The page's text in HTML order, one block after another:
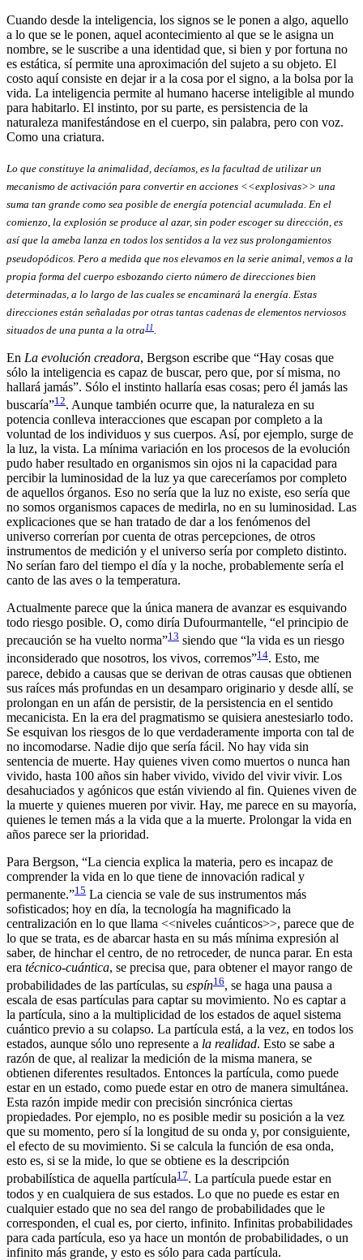
Cuando desde la inteligencia, los signos se le ponen a algo, aquello
a lo que se le ponen, aquel acontecimiento al que se le asigna un
nombre, se le suscribe a una identidad que, si bien y por fortuna no
es estática, sí permite una aproximación del sujeto a su objeto. El
costo aquí consiste en dejar ir a la cosa por el signo, a la bolsa por la
vida. La inteligencia permite al humano hacerse inteligible al mundo
para habitarlo. El instinto, por su parte, es persistencia de la
naturaleza manifestándose en el cuerpo, sin palabra, pero con voz.
Como una criatura.
Lo que constituye la animalidad, decíamos, es la facultad de utilizar un
mecanismo de activación para convertir en acciones <<explosivas>> una
suma tan grande como sea posible de energía potencial acumulada. En el
comienzo, la explosión se produce al azar, sin poder escoger su dirección, es
así que la ameba lanza en todos los sentidos a la vez sus prolongamientos
pseudopódicos. Pero a medida que nos elevamos en la serie animal, vemos a la
propia forma del cuerpo esbozando cierto número de direcciones bien
determinadas, a lo largo de las cuales se encaminará la energía. Estas
direcciones están señaladas por otras tantas cadenas de elementos nerviosos
situados de una punta a la otra11.
En La evolución creadora, Bergson escribe que “Hay cosas que
sólo la inteligencia es capaz de buscar, pero que, por sí misma, no
hallará jamás”. Sólo el instinto hallaría esas cosas; pero él jamás las
buscaría”12. Aunque también ocurre que, la naturaleza en su
potencia conlleva interacciones que escapan por completo a la
voluntad de los individuos y sus cuerpos. Así, por ejemplo, surge de
la luz, la vista. La mínima variación en los procesos de la evolución
pudo haber resultado en organismos sin ojos ni la capacidad para
percibir la luminosidad de la luz ya que careceríamos por completo
de aquellos órganos. Eso no sería que la luz no existe, eso sería que
no somos organismos capaces de medirla, no en su luminosidad. Las
explicaciones que se han tratado de dar a los fenómenos del
universo correrían por cuenta de otras percepciones, de otros
instrumentos de medición y el universo sería por completo distinto.
No serían faro del tiempo el día y la noche, probablemente sería el
canto de las aves o la temperatura.
Actualmente parece que la única manera de avanzar es esquivando
todo riesgo posible. O, como diría Dufourmantelle, “el principio de
precaución se ha vuelto norma”13 siendo que “la vida es un riesgo
inconsiderado que nosotros, los vivos, corremos”14. Esto, me
parece, debido a causas que se derivan de otras causas que obtienen
sus raíces más profundas en un desamparo originario y desde allí, se
prolongan en un afán de persistir, de la persistencia en el sentido
mecanicista. En la era del pragmatismo se quisiera anestesiarlo todo.
Se esquivan los riesgos de lo que verdaderamente importa con tal de
no incomodarse. Nadie dijo que sería fácil. No hay vida sin
sentencia de muerte. Hay quienes viven como muertos o nunca han
vivido, hasta 100 años sin haber vivido, vivido del vivir vivir. Los
desahuciados y agónicos que están viviendo al fin. Quienes viven de
la muerte y quienes mueren por vivir. Hay, me parece en su mayoría,
quienes le temen más a la vida que a la muerte. Prolongar la vida en
años parece ser la prioridad.
Para Bergson, “La ciencia explica la materia, pero es incapaz de
comprender la vida en lo que tiene de innovación radical y
permanente.”15 La ciencia se vale de sus instrumentos más
sofisticados; hoy en día, la tecnología ha magnificado la
centralización en lo que llama <<niveles cuánticos>>, parece que de
lo que se trata, es de abarcar hasta en su más mínima expresión al
saber, de hinchar el centro, de no retroceder, de nunca parar. En esta
era técnico-cuántica, se precisa que, para obtener el mayor rango de
probabilidades de las partículas, su espín16, se haga una pausa a
escala de esas partículas para captar su movimiento. No es captar a
la partícula, sino a la multiplicidad de los estados de aquel sistema
cuántico previo a su colapso. La partícula está, a la vez, en todos los
estados, aunque sólo uno represente a la realidad. Esto se sabe a
razón de que, al realizar la medición de la misma manera, se
obtienen diferentes resultados. Entonces la partícula, como puede
estar en un estado, como puede estar en otro de manera simultánea.
Esta razón impide medir con precisión sincrónica ciertas
propiedades. Por ejemplo, no es posible medir su posición a la vez
que su momento, pero sí la longitud de su onda y, por consiguiente,
el efecto de su movimiento. Si se calcula la función de esa onda,
esto es, si se la mide, lo que se obtiene es la descripción
probabilística de aquella partícula17. La partícula puede estar en
todos y en cualquiera de sus estados. Lo que no puede es estar en
cualquier estado que no sea del rango de probabilidades que le
corresponden, el cual es, por cierto, infinito. Infinitas probabilidades
para cada partícula, eso ya hace un montón de probabilidades, o un
infinito más grande, y esto es sólo para cada partícula.